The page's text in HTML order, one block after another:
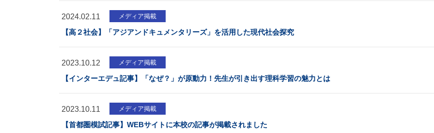
2024.02.11 メディア掲載
【高２社会】「アジアンドキュメンタリーズ」を活用した現代社会探究
2023.10.12 メディア掲載
【インターエデュ記事】「なぜ？」が原動力！先生が引き出す理科学習の魅力とは
2023.10.11 メディア掲載
【首都圏模試記事】WEBサイトに本校の記事が掲載されました